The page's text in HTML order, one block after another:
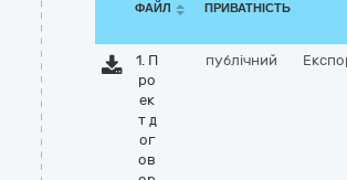
ФАЙЛ ПРИВАТНІСТЬ
1. П
ро
ек
т д
ог
ов
публічний